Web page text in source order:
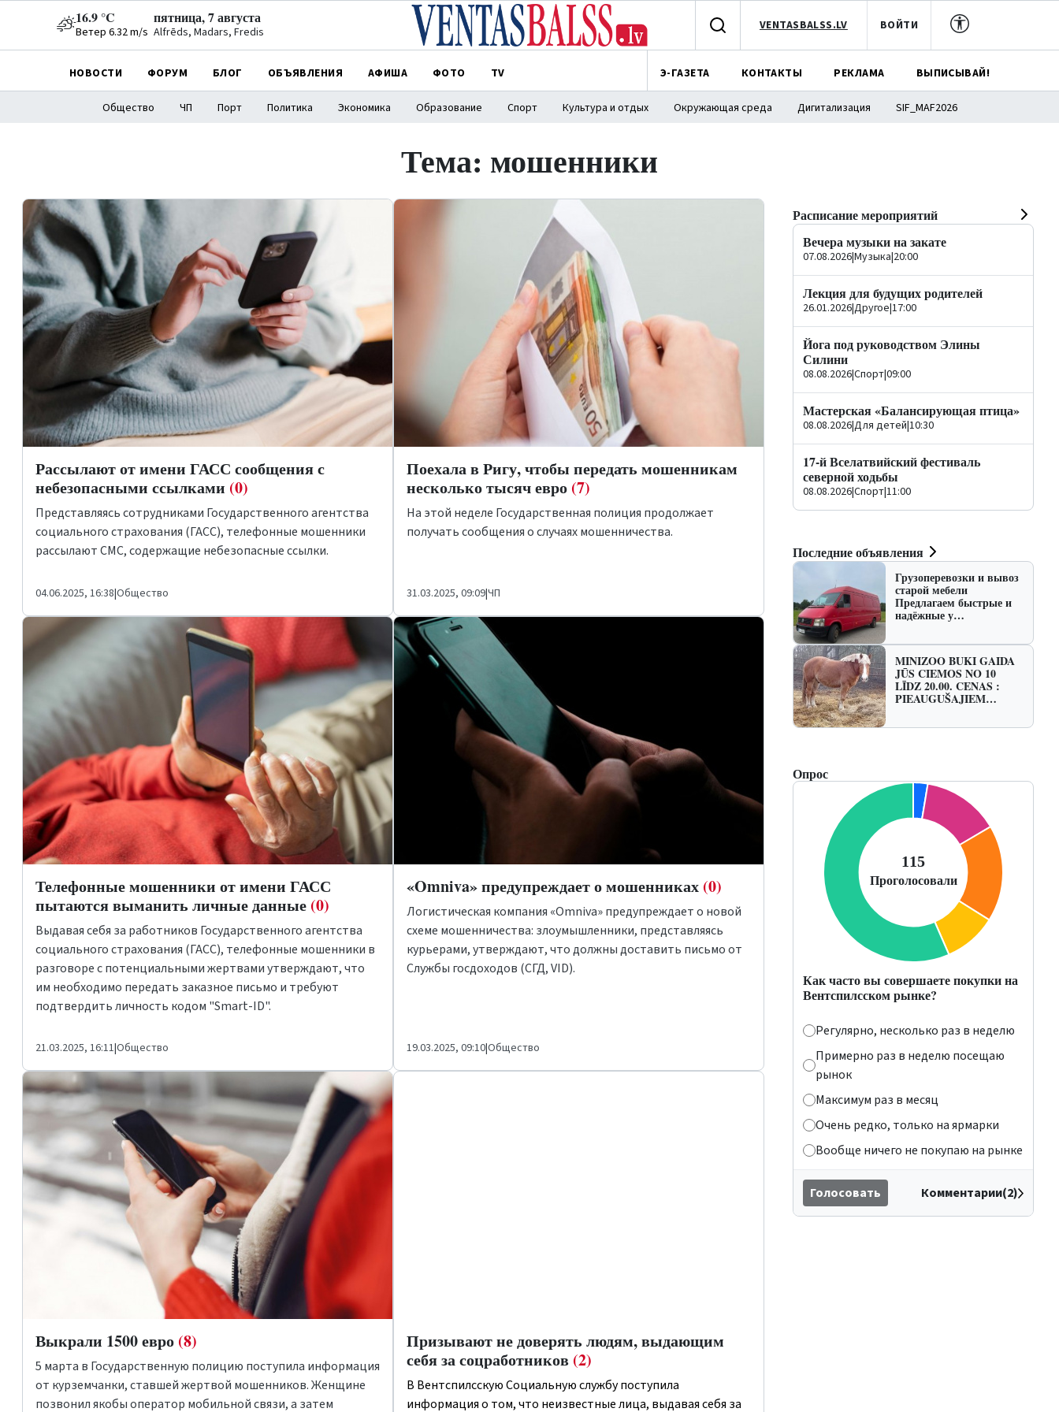
16.9 °C
Ветер 6.32 m/s
пятница, 7 августа
Alfrēds, Madars, Fredis VENTASBALSS.LV ВОЙТИ
НОВОСТИ ФОРУМ БЛОГ ОБЪЯВЛЕНИЯ АФИША ФОТО TV Э-ГАЗЕТА КОНТАКТЫ РЕКЛАМА ВЫПИСЫВАЙ!
Общество ЧП Порт Политика Экономика Образование Спорт Культура и отдых Окружающая среда Дигитализация SIF_MAF2026
Тема: мошенники
Рассылают от имени ГАСС сообщения с
небезопасными ссылками (0)
Представляясь сотрудниками Государственного агентства
социального страхования (ГАСС), телефонные мошенники
рассылают СМС, содержащие небезопасные ссылки.
04.06.2025, 16:38|Общество
Поехала в Ригу, чтобы передать мошенникам
несколько тысяч евро (7)
На этой неделе Государственная полиция продолжает
получать сообщения о случаях мошенничества.
31.03.2025, 09:09|ЧП
Телефонные мошенники от имени ГАСС
пытаются выманить личные данные (0)
Выдавая себя за работников Государственного агентства
социального страхования (ГАСС), телефонные мошенники в
разговоре с потенциальными жертвами утверждают, что
им необходимо передать заказное письмо и требуют
подтвердить личность кодом "Smart-ID".
21.03.2025, 16:11|Общество
«Omniva» предупреждает о мошенниках (0)
Логистическая компания «Omniva» предупреждает о новой
схеме мошенничества: злоумышленники, представляясь
курьерами, утверждают, что должны доставить письмо от
Службы госдоходов (СГД, VID).
19.03.2025, 09:10|Общество
Выкрали 1500 евро (8)
5 марта в Государственную полицию поступила информация
от курземчанки, ставшей жертвой мошенников. Женщине
позвонил якобы оператор мобильной связи, а затем
Призывают не доверять людям, выдающим
себя за соцработников (2)
В Вентспилсскую Социальную службу поступила
информация о том, что неизвестные лица, выдавая себя за
Расписание мероприятий
Вечера музыки на закате
07.08.2026|Музыка|20:00
Лекция для будущих родителей
26.01.2026|Другое|17:00
Йога под руководством Элины
Силини
08.08.2026|Спорт|09:00
Мастерская «Балансирующая птица»
08.08.2026|Для детей|10:30
17-й Вселатвийский фестиваль
северной ходьбы
08.08.2026|Спорт|11:00
Последние объявления
Грузоперевозки и вывоз
старой мебели
Предлагаем быстрые и
надёжные у…
MINIZOO BUKI GAIDA
JŪS CIEMOS NO 10
LĪDZ 20.00. CENAS :
PIEAUGUŠAJIEM…
Опрос
Как часто вы совершаете покупки на
Вентспилсском рынке?
Регулярно, несколько раз в неделю
Примерно раз в неделю посещаю
рынок
Максимум раз в месяц
Очень редко, только на ярмарки
Вообще ничего не покупаю на рынке
Голосовать Комментарии(2)